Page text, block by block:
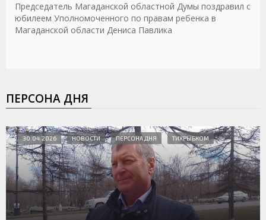
Председатель Магаданской областной Думы поздравил с
юбилеем Уполномоченного по правам ребенка в
Магаданской области Дениса Павлика
ПЕРСОНА ДНЯ
30.04.2026 НОВОСТИ ПЕРСОНА ДНЯ ТИХРЫБКОМ